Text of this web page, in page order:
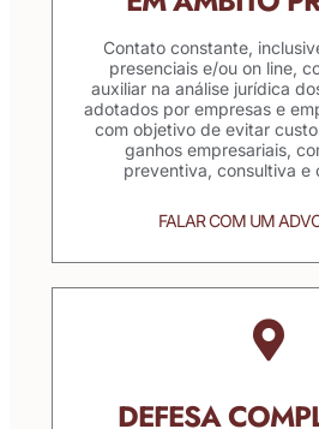
Contato constante,
presenciais e/ou on line,
auxiliar na análise jurídica
adotados por empresas e
com objetivo de evitar
ganhos empresariais,
preventiva, consultiva e
FALAR COM UM
DEFESA